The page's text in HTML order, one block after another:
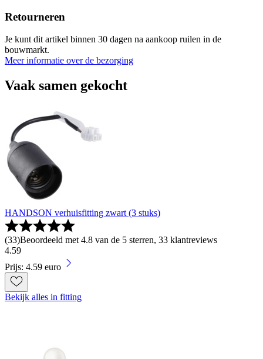
Retourneren
Je kunt dit artikel binnen 30 dagen na aankoop ruilen in de
bouwmarkt.
Meer informatie over de bezorging
Vaak samen gekocht
HANDSON verhuisfitting zwart (3 stuks)
(33)Beoordeeld met 4.8 van de 5 sterren, 33 klantreviews
4.59
Prijs: 4.59 euro
Bekijk alles in fitting